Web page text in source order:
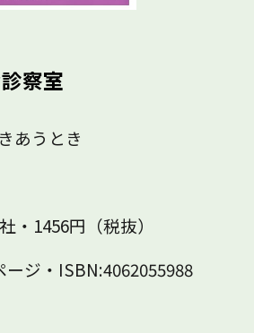
察室
あうとき
・1456円（税抜）
ージ・ISBN:4062055988